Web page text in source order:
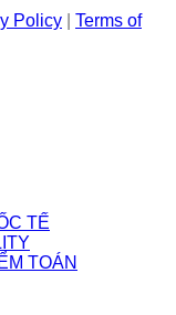
Policy
Terms of
TẾ
TOÁN